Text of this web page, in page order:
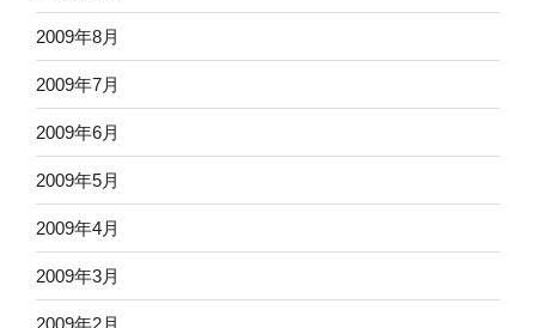
2009年8月
2009年7月
2009年6月
2009年5月
2009年4月
2009年3月
2009年2月